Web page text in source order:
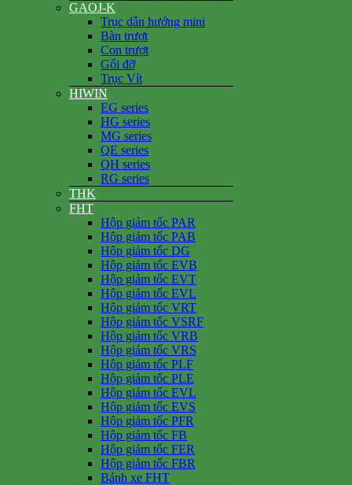
GAOJ-K
Trục dẫn hướng mini
Bàn trượt
Con trượt
Gối đỡ
Trục Vít
HIWIN
EG series
HG series
MG series
QE series
QH series
RG series
THK
FHT
Hộp giảm tốc PAR
Hộp giảm tốc PAB
Hộp giảm tốc DG
Hộp giảm tốc EVB
Hộp giảm tốc EVT
Hộp giảm tốc EVL
Hộp giảm tốc VRT
Hộp giảm tốc VSRF
Hộp giảm tốc VRB
Hộp giảm tốc VRS
Hộp giảm tốc PLF
Hộp giảm tốc PLE
Hộp giảm tốc EVL
Hộp giảm tốc EVS
Hộp giảm tốc PFR
Hộp giảm tốc FB
Hộp giảm tốc FER
Hộp giảm tốc FBR
Bánh xe FHT